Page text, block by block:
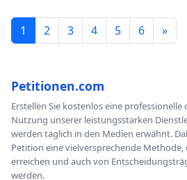
1 2 3 4 5 6 »
Petitionen.com
Erstellen Sie kostenlos eine
Nutzung unserer leistungsstarken
werden täglich in den Medien erwähnt.
Petition eine vielversprechende
erreichen und auch von
werden.